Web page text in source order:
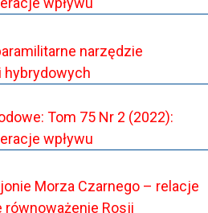
narzędzie
Tom 75 Nr 2 (2022):
wpływu
Morza Czarnego – relacje
równoważenie Rosji